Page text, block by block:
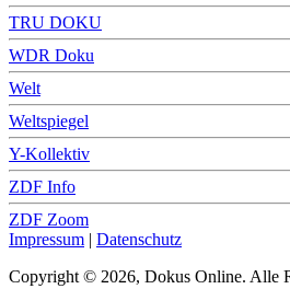
TRU DOKU
WDR Doku
Welt
Weltspiegel
Y-Kollektiv
ZDF Info
ZDF Zoom
Impressum | Datenschutz
Copyright © 2026, Dokus Online. Alle